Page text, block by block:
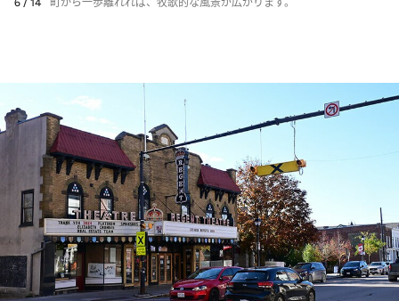
6 / 14 町から一歩離れれば、牧歌的な風景が広がります。